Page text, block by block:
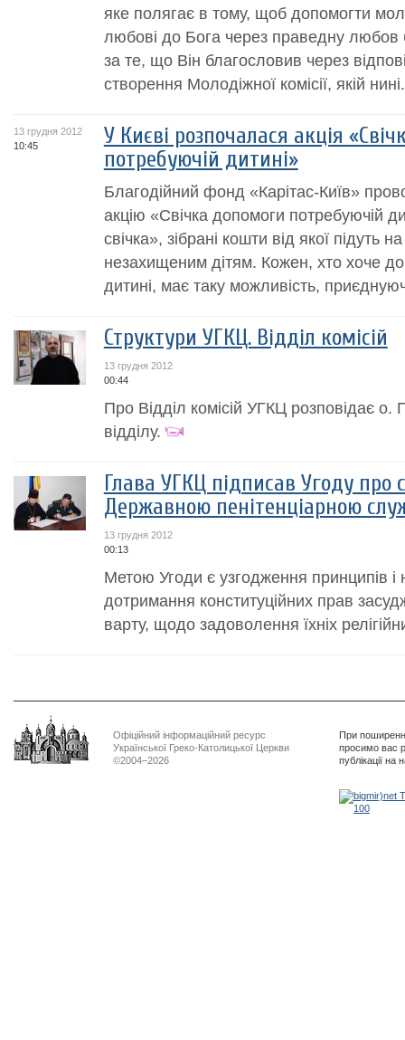
яке полягає в тому, щоб допомогти
любові до Бога через праведну любов
за те, що Він благословив через
створення Молодіжної комісії, якій
13 грудня 2012
10:45
У Києві розпочалася акція
потребуючій дитині»
Благодійний фонд «Карітас-Київ»
акцію «Свічка допомоги потребуючій
свічка», зібрані кошти від якої підуть
незахищеним дітям. Кожен, хто хоче
дитині, має таку можливість,
Структури УГКЦ. Відділ комісій
13 грудня 2012
00:44
Про Відділ комісій УГКЦ розповідає о.
відділу.
Глава УГКЦ підписав Угоду про
Державною пенітенціарною
13 грудня 2012
00:13
Метою Угоди є узгодження принципів
дотримання конституційних прав
варту, щодо задоволення їхніх
Офіційний інформаційний ресурс
Української Греко-Католицької Церкви
©2004–2026
При
просимо вас
публікації на